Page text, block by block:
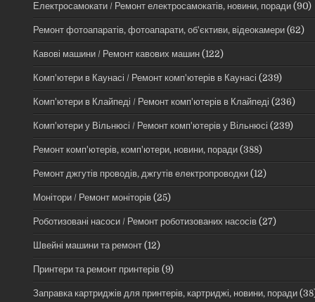
Електросамокати / Ремонт електросамокатів, новини, поради (90)
Ремонт фотоапаратів, фотоапарати, об'єктиви, відеокамери (62)
Кавові машини / Ремонт кавових машин (122)
Комп'ютери в Каунасі / Ремонт комп'ютерів в Каунасі (239)
Комп'ютери в Клайпеді / Ремонт комп'ютерів в Клайпеді (236)
Комп'ютери у Вільнюсі / Ремонт комп'ютерів у Вільнюсі (239)
Ремонт комп'ютерів, комп'ютери, новини, поради (388)
Ремонт джгутів проводів, джгутів електропроводки (12)
Монітори / Ремонт моніторів (25)
Роботизовані насоси / Ремонт роботизованих насосів (27)
Швейні машини та ремонт (12)
Принтери та ремонт принтерів (9)
Заправка картриджів для принтерів, картриджі, новини, поради